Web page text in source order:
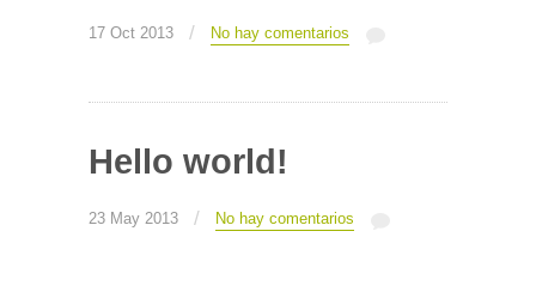
17 Oct 2013 / No hay comentarios
Hello world!
23 May 2013 / No hay comentarios